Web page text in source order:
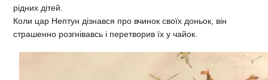
рідних дітей.
Коли цар Нептун дізнався про вчинок своїх доньок, він
страшенно розгнівавсь і перетворив їх у чайок.